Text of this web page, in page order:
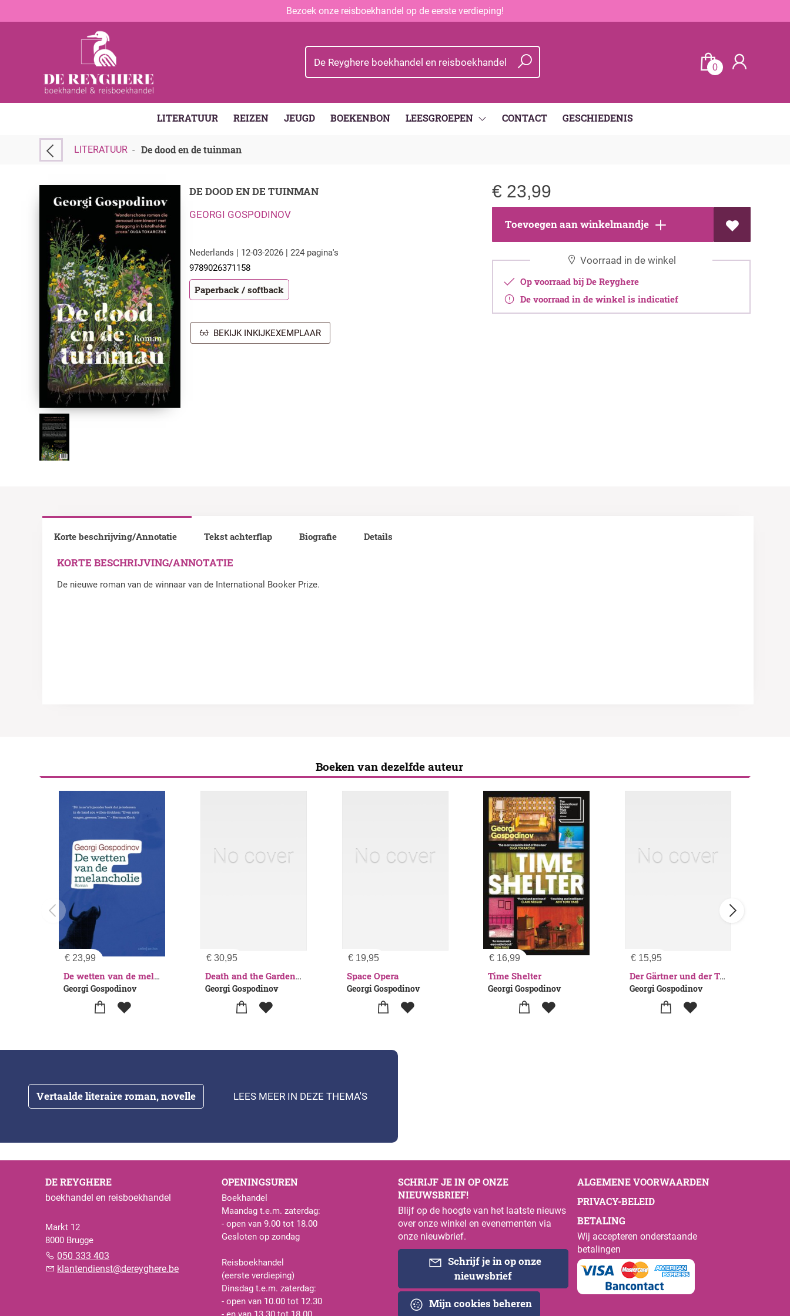
Bezoek onze reisboekhandel op de eerste verdieping!
0
LITERATUUR REIZEN JEUGD BOEKENBON LEESGROEPEN CONTACT GESCHIEDENIS
LITERATUUR - De dood en de tuinman
DE DOOD EN DE TUINMAN
GEORGI GOSPODINOV
Nederlands | 12-03-2026 | 224 pagina's
9789026371158
Paperback / softback
BEKIJK INKIJKEXEMPLAAR
€ 23,99
Toevoegen aan winkelmandje
Voorraad in de winkel
Op voorraad bij De Reyghere
De voorraad in de winkel is indicatief
Korte beschrijving/Annotatie
KORTE BESCHRIJVING/ANNOTATIE
De nieuwe roman van de winnaar van de International Booker Prize.
Tekst achterflap Biografie Details
Boeken van dezelfde auteur
€ 23,99
De wetten van de melancholie
Georgi Gospodinov
€30,95
Death and the Gardener
Georgi Gospodinov
€19,95
Space Opera
Georgi Gospodinov
€ 16,99
Time Shelter
Georgi Gospodinov
€ 15,95
Der Gärtner und der Tod
Georgi Gospodinov
Vertaalde literaire roman, novelle LEES MEER IN DEZE THEMA'S
DE REYGHERE
boekhandel en reisboekhandel
Markt 12
8000 Brugge
050 333 403
klantendienst@dereyghere.be
OPENINGSUREN
Boekhandel
Maandag t.e.m. zaterdag:
- open van 9.00 tot 18.00
Gesloten op zondag
Reisboekhandel
(eerste verdieping)
Dinsdag t.e.m. zaterdag:
- open van 10.00 tot 12.30
SCHRIJF JE IN OP ONZE
NIEUWSBRIEF!
Blijf op de hoogte van het laatste nieuws
over onze winkel en evenementen via
onze nieuwbrief.
Schrijf je in op onze
nieuwsbrief
Mijn cookies beheren
ALGEMENE VOORWAARDEN
PRIVACY-BELEID
BETALING
Wij accepteren onderstaande
betalingen